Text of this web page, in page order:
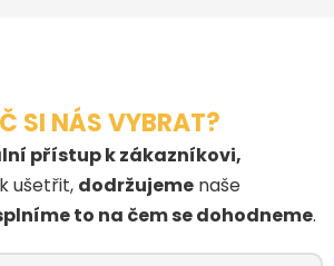
SI NÁS VYBRAT?
přístup k zákazníkovi,
ušetřit, dodržujeme naše
to na čem se dohodneme.